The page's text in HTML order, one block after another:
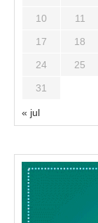
10 11
17 18
24 25
31
« jul